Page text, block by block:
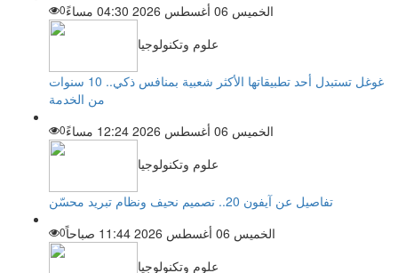
الخميس 06 أغسطس 2026 04:30 مساءً
0
علوم وتكنولوجيا
غوغل تستبدل أحد تطبيقاتها الأكثر شعبية بمنافس ذكي.. 10 سنوات
من الخدمة
الخميس 06 أغسطس 2026 12:24 مساءً
0
علوم وتكنولوجيا
تفاصيل عن آيفون 20.. تصميم نحيف ونظام تبريد محسّن
الخميس 06 أغسطس 2026 11:44 صباحاً
0
علوم وتكنولوجيا